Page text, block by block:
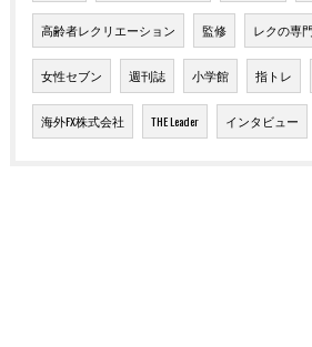
高齢者レクリエーション 監修 レクの専
女性セブン 週刊誌 小学館 指トレ
海外FX株式会社 THE Leader インタビュー